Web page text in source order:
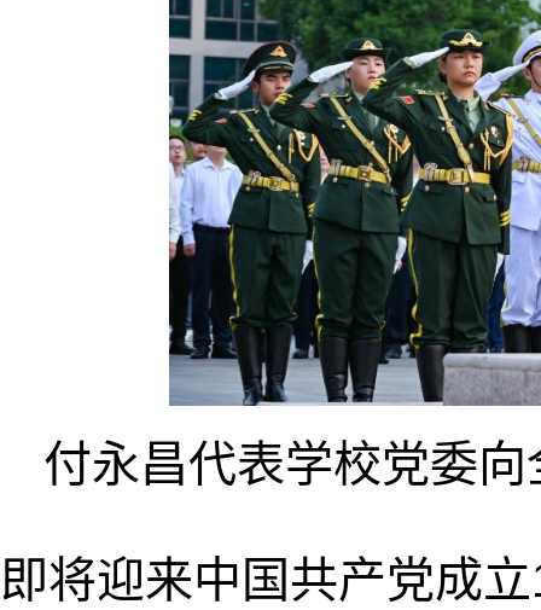
付永昌代表学校党委
即将迎来中国共产党成